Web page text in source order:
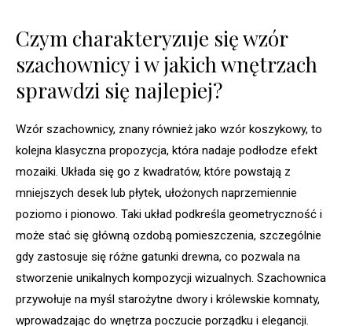
Czym charakteryzuje się wzór
szachownicy i w jakich wnętrzach
sprawdzi się najlepiej?
Wzór szachownicy, znany również jako wzór koszykowy, to
kolejna klasyczna propozycja, która nadaje podłodze efekt
mozaiki. Układa się go z kwadratów, które powstają z
mniejszych desek lub płytek, ułożonych naprzemiennie
poziomo i pionowo. Taki układ podkreśla geometryczność i
może stać się główną ozdobą pomieszczenia, szczególnie
gdy zastosuje się różne gatunki drewna, co pozwala na
stworzenie unikalnych kompozycji wizualnych. Szachownica
przywołuje na myśl starożytne dwory i królewskie komnaty,
wprowadzając do wnętrza poczucie porządku i elegancji.